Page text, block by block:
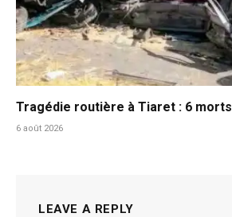
Tragédie routière à Tiaret : 6 morts
6 août 2026
LEAVE A REPLY